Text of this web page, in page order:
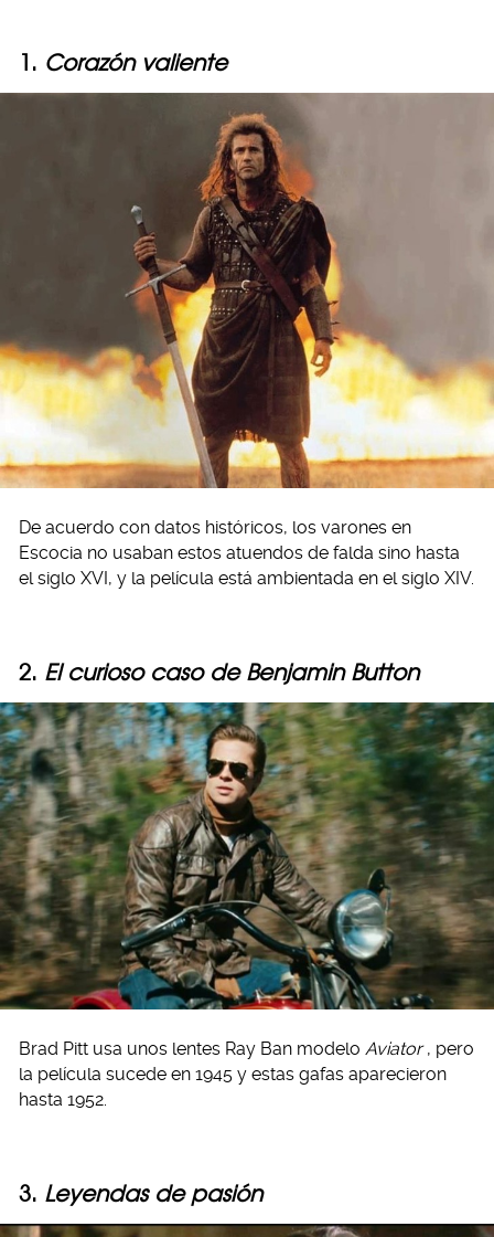
1. Corazón valiente
De acuerdo con datos históricos, los varones en
Escocia no usaban estos atuendos de falda sino hasta
el siglo XVI, y la película está ambientada en el siglo XIV.
2. El curioso caso de Benjamin Button
Brad Pitt usa unos lentes Ray Ban modelo Aviator , pero
la película sucede en 1945 y estas gafas aparecieron
hasta 1952.
3. Leyendas de pasión